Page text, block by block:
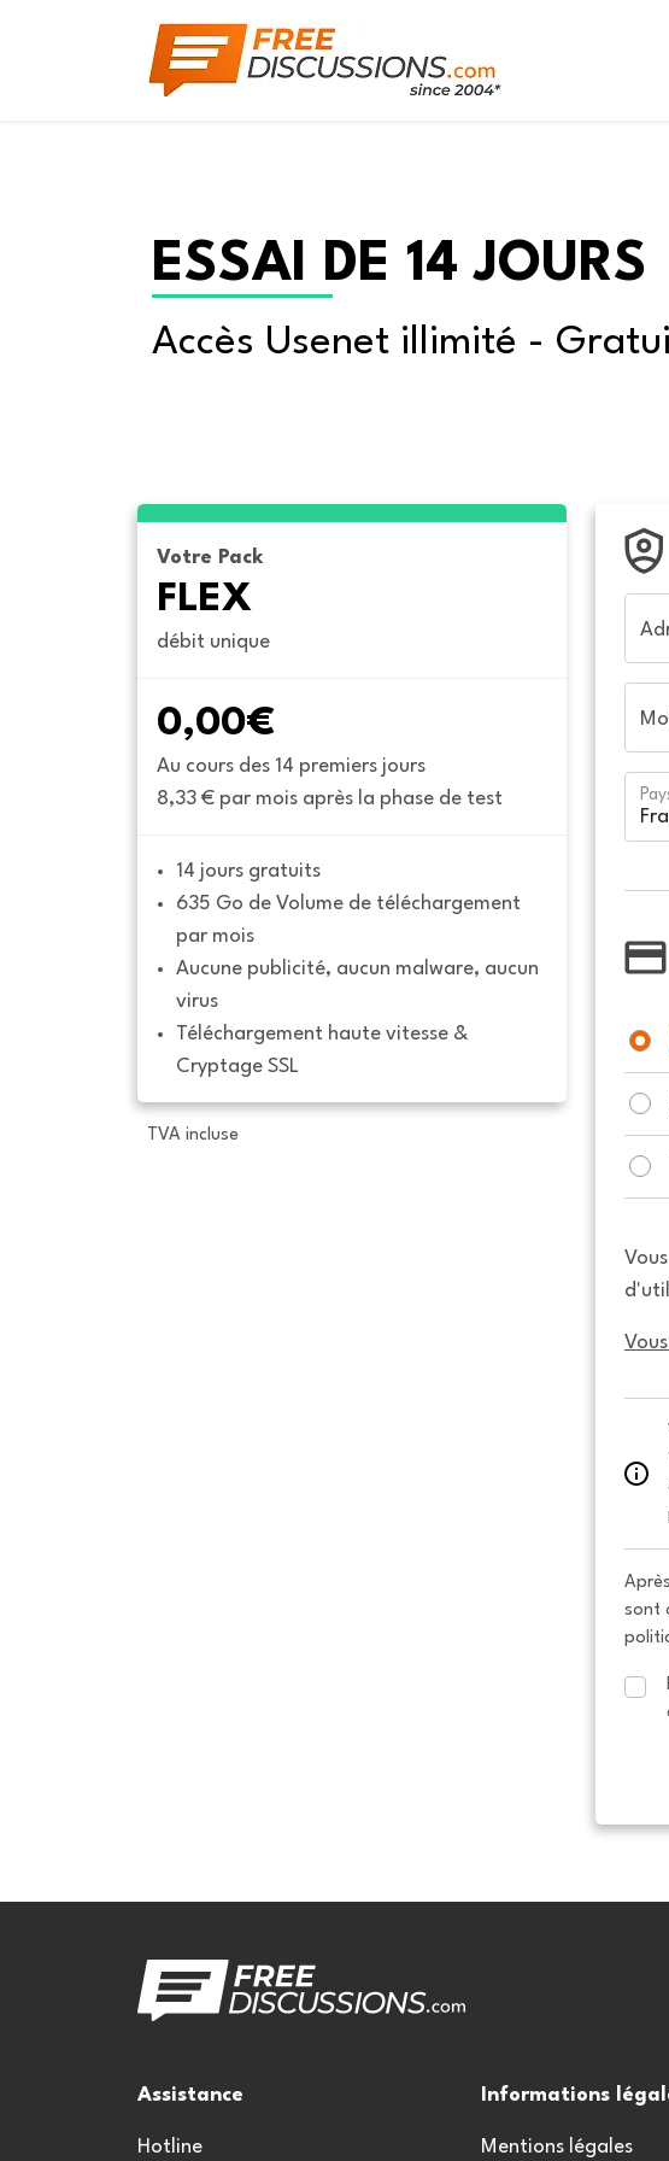
ESSAI DE 14 JOURS
Accès Usenet illimité -
Votre Pack
FLEX
débit unique
0,00€
Au cours des 14 premiers jours
8,33 € par mois après la phase de test
14 jours gratuits
635 Go de Volume de téléchargement
par mois
Aucune publicité, aucun malware, aucun
virus
Téléchargement haute vitesse &
Cryptage SSL
TVA incluse
sont
Assistance
Hotline
Informations
Mentions légales